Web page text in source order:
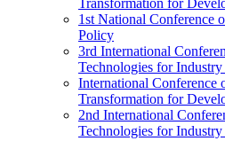
Transformation for
1st National Conference
Policy
3rd International
Technologies for Industry
International Conference
Transformation for
2nd International
Technologies for Industry